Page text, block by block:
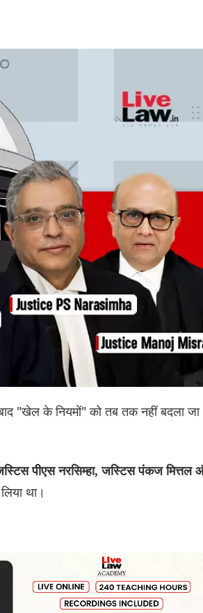
"खेल के नियमों" को तब तक नहीं बदला जा
पीएस नरसिम्हा, जस्टिस पंकज मित्तल
था।